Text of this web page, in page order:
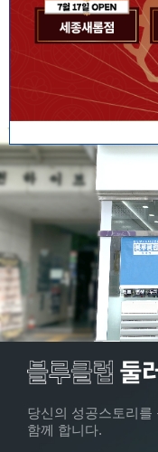
공지사항
[공지사항] [블루소식
[공지사항] [블루소식
[공지사항] [블루소식
[공지사항] [블루소식
[공지사항] [블루소식
당신의 성공스토리를
함께 합니다.